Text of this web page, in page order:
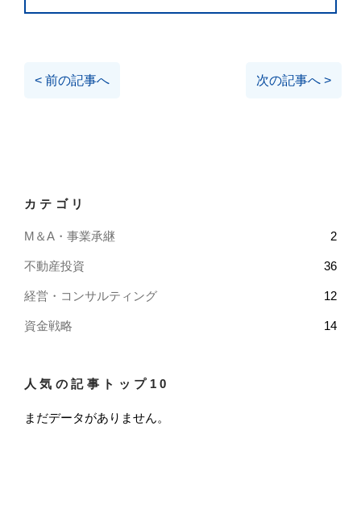
< 前の記事へ 次の記事へ >
カテゴリ
M＆A・事業承継 2
不動産投資 36
経営・コンサルティング 12
資金戦略 14
人気の記事トップ10
まだデータがありません。